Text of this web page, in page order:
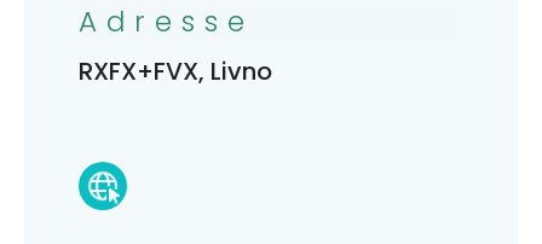
Adresse
RXFX+FVX, Livno